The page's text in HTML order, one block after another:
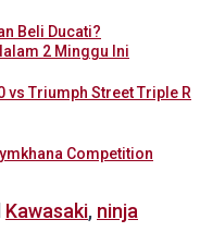
Beli Ducati?
2 Minggu Ini
vs Triumph Street Triple R
Competition
Kawasaki, ninja